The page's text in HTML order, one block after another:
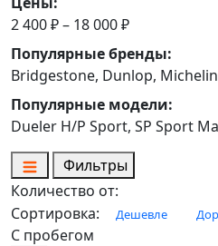
2 400 ₽ – 18 000 ₽
Популярные бренды:
Bridgestone, Dunlop, Michelin
Популярные модели:
Dueler H/P Sport, SP Sport
Фильтры
Количество от:
Сортировка:
Дешевле
С пробегом